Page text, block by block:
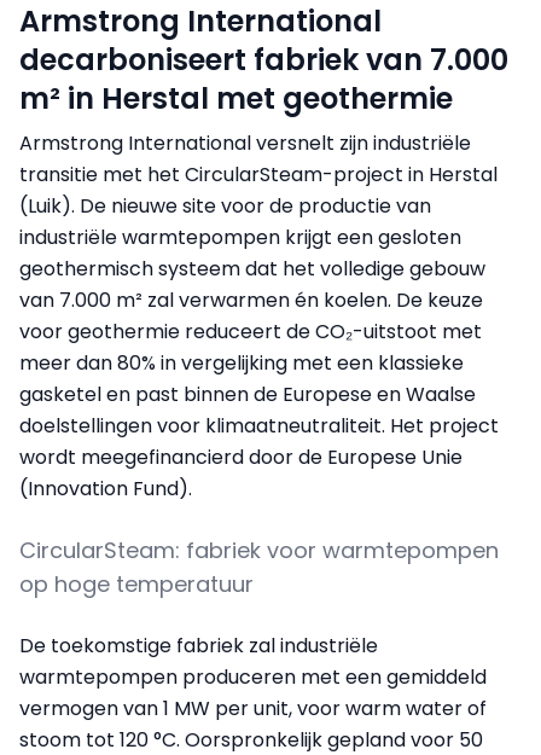
Armstrong International
decarboniseert fabriek van 7.000
m² in Herstal met geothermie
Armstrong International versnelt zijn industriële
transitie met het CircularSteam-project in Herstal
(Luik). De nieuwe site voor de productie van
industriële warmtepompen krijgt een gesloten
geothermisch systeem dat het volledige gebouw
van 7.000 m² zal verwarmen én koelen. De keuze
voor geothermie reduceert de CO₂-uitstoot met
meer dan 80% in vergelijking met een klassieke
gasketel en past binnen de Europese en Waalse
doelstellingen voor klimaatneutraliteit. Het project
wordt meegefinancierd door de Europese Unie
(Innovation Fund).
CircularSteam: fabriek voor warmtepompen
op hoge temperatuur
De toekomstige fabriek zal industriële
warmtepompen produceren met een gemiddeld
vermogen van 1 MW per unit, voor warm water of
stoom tot 120 °C. Oorspronkelijk gepland voor 50